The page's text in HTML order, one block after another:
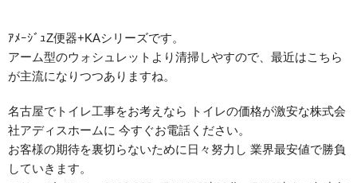
ｱﾒｰｼﾞｭZ便器+KAシリーズです。
アーム型のウォシュレットより清掃しやすので、最近はこちら
が主流になりつつありますね。
名古屋でトイレ工事をお考えなら トイレの価格が激安な株式会
社アディスホームに 今すぐお電話ください。
お客様の期待を裏切らないために日々努力し 業界最安値で勝負
していきます。